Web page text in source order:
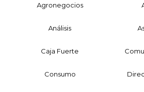
Agronegocios
Análisis
Caja Fuerte
Consumo